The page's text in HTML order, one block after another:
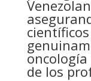
de los